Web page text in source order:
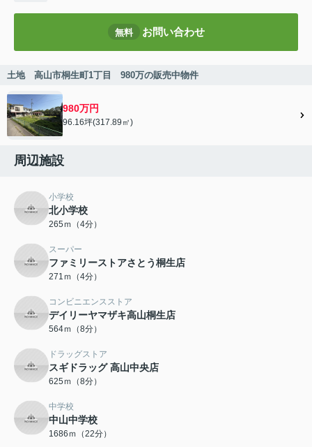
無料 お問い合わせ
土地 高山市桐生町1丁目 980万の販売中物件
980万円
96.16坪(317.89㎡)
周辺施設
小学校
北小学校
265ｍ（4分）
スーパー
ファミリーストアさとう桐生店
271ｍ（4分）
コンビニエンスストア
デイリーヤマザキ高山桐生店
564ｍ（8分）
ドラッグストア
スギドラッグ 高山中央店
625ｍ（8分）
中学校
中山中学校
1686ｍ（22分）